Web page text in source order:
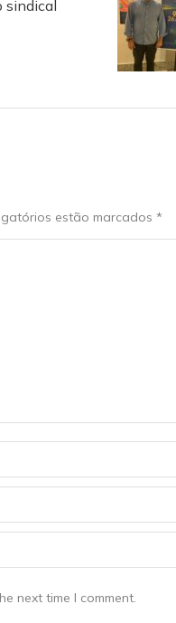
sindical
estão marcados *
next time I comment.